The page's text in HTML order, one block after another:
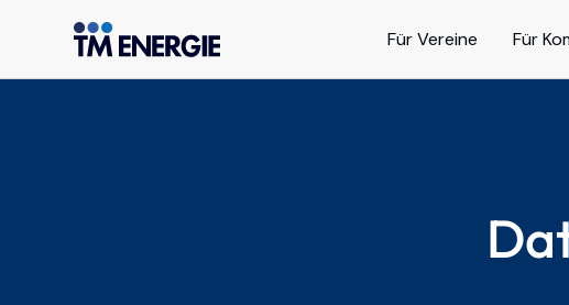
Für Vereine Für